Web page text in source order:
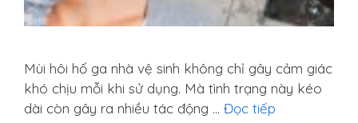
Mùi hôi hố ga nhà vệ sinh không chỉ gây cảm giác
khó chịu mỗi khi sử dụng. Mà tình trạng này kéo
dài còn gây ra nhiều tác động … Đọc tiếp